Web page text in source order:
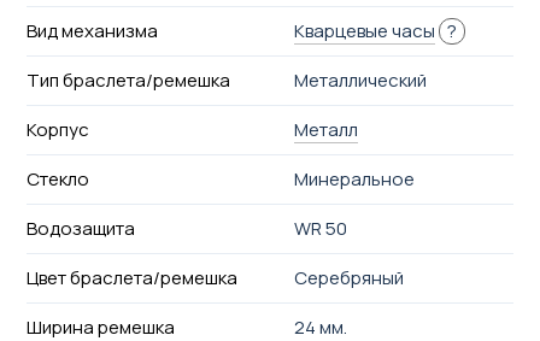
Вид механизма Кварцевые часы ?
Тип браслета/ремешка
Металлический
Корпус
Металл
Стекло
Минеральное
Водозащита
WR 50
Цвет браслета/ремешка
Серебряный
Ширина ремешка
24 мм.